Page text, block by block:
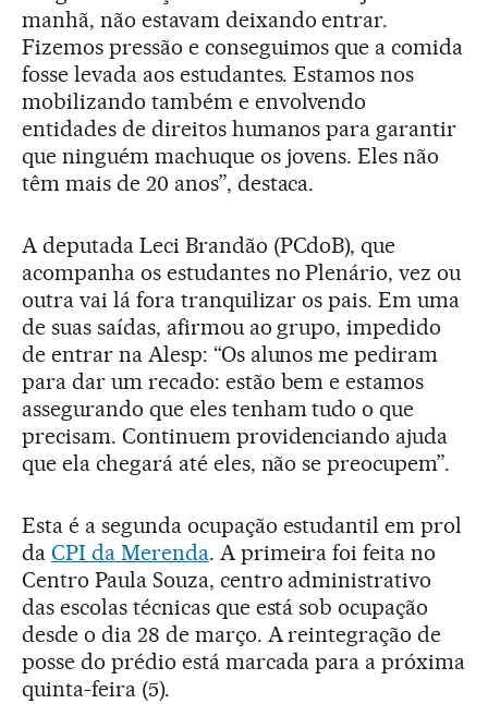
manhã, não estavam deixando entrar.
Fizemos pressão e conseguimos que a comida
fosse levada aos estudantes. Estamos nos
mobilizando também e envolvendo
entidades de direitos humanos para garantir
que ninguém machuque os jovens. Eles não
têm mais de 20 anos”, destaca.
A deputada Leci Brandão (PCdoB), que
acompanha os estudantes no Plenário, vez ou
outra vai lá fora tranquilizar os pais. Em uma
de suas saídas, afirmou ao grupo, impedido
de entrar na Alesp: “Os alunos me pediram
para dar um recado: estão bem e estamos
assegurando que eles tenham tudo o que
precisam. Continuem providenciando ajuda
que ela chegará até eles, não se preocupem”.
Esta é a segunda ocupação estudantil em prol
da CPI da Merenda. A primeira foi feita no
Centro Paula Souza, centro administrativo
das escolas técnicas que está sob ocupação
desde o dia 28 de março. A reintegração de
posse do prédio está marcada para a próxima
quinta-feira (5).